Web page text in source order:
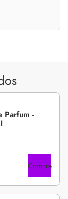
Parfum -
Compre